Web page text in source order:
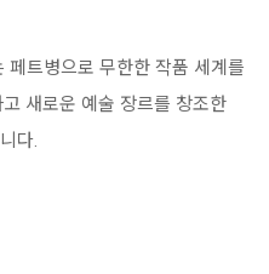
페트병으로 무한한 작품 세계를
새로운 예술 장르를 창조한
다.